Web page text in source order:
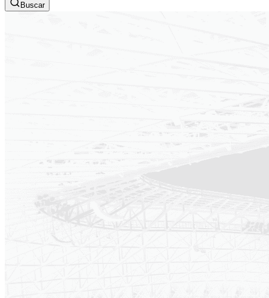
Buscar